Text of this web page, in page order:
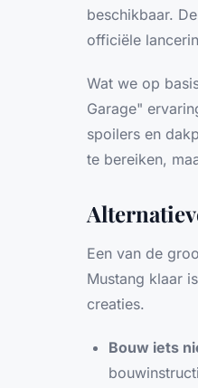
beschikbaar.
officiële
Wat we op
Garage"
spoilers en
te bereiken,
Een van de
Mustang klaar
creaties.
Bouw iets